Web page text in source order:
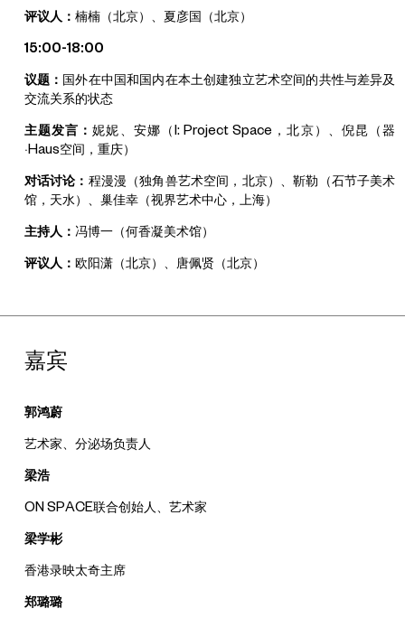
评议人： 楠楠（北京）、夏彦国（北京）
15:00-18:00
议题： 国外在中国和国内在本土创建独立艺术空间的共性与差异及
交流关系的状态
主题发言：妮妮、安娜（I: Project Space，北京）、倪昆（器
·Haus空间，重庆）
对话讨论： 程漫漫（独角兽艺术空间，北京）、靳勒（石节子美术
馆，天水）、巢佳幸（视界艺术中心，上海）
主持人： 冯博一（何香凝美术馆）
评议人： 欧阳潇（北京）、唐佩贤（北京）
嘉宾
郭鸿蔚
艺术家、分泌场负责人
梁浩
ON SPACE联合创始人、艺术家
梁学彬
香港录映太奇主席
郑璐璐